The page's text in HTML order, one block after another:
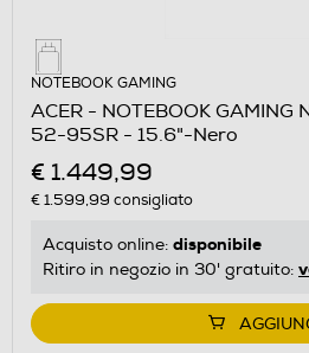
NOTEBOOK GAMING
ACER - NOTEBOOK GAMING
52-95SR - 15.6"-Nero
€ 1.449,99
€ 1.599,99 consigliato
Acquisto online: disponibile
Ritiro in negozio in 30' gratuito: